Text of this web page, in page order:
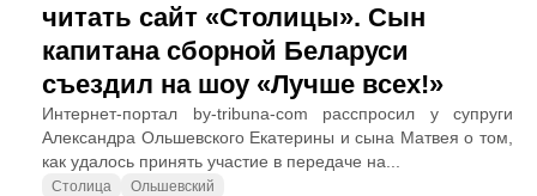
читать сайт «Столицы». Сын
капитана сборной Беларуси
съездил на шоу «Лучше всех!»
Интернет-портал by-tribuna-com расспросил у супруги
Александра Ольшевского Екатерины и сына Матвея о том,
как удалось принять участие в передаче на...
Столица
Ольшевский